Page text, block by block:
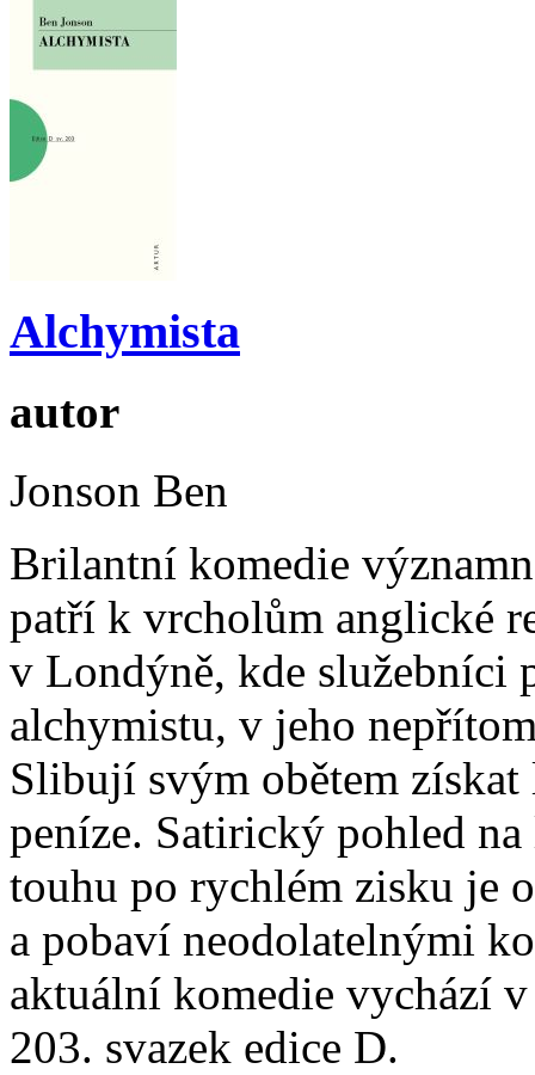
Alchymista
autor
Jonson Ben
Brilantní komedie
patří k vrcholům anglické
v Londýně, kde služebníci
alchymistu, v jeho
Slibují svým obětem získat
peníze. Satirický pohled
touhu po rychlém zisku je
a pobaví neodolatelnými
aktuální komedie vychází
203. svazek edice D.